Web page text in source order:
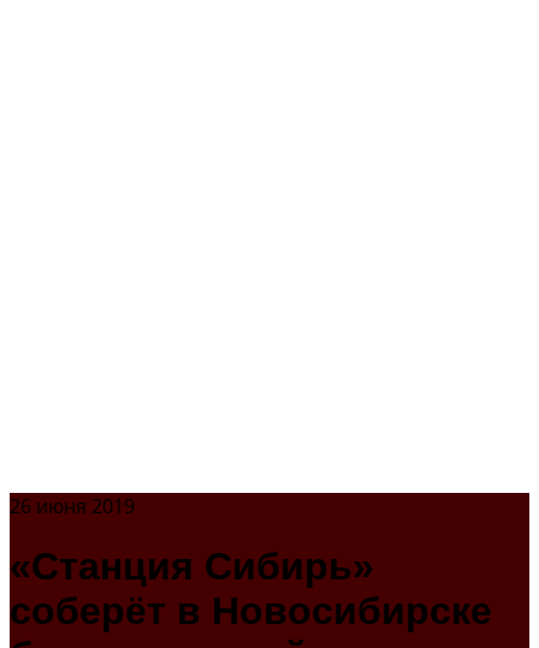
26 июня 2019
«Станция Сибирь»
соберёт в Новосибирске